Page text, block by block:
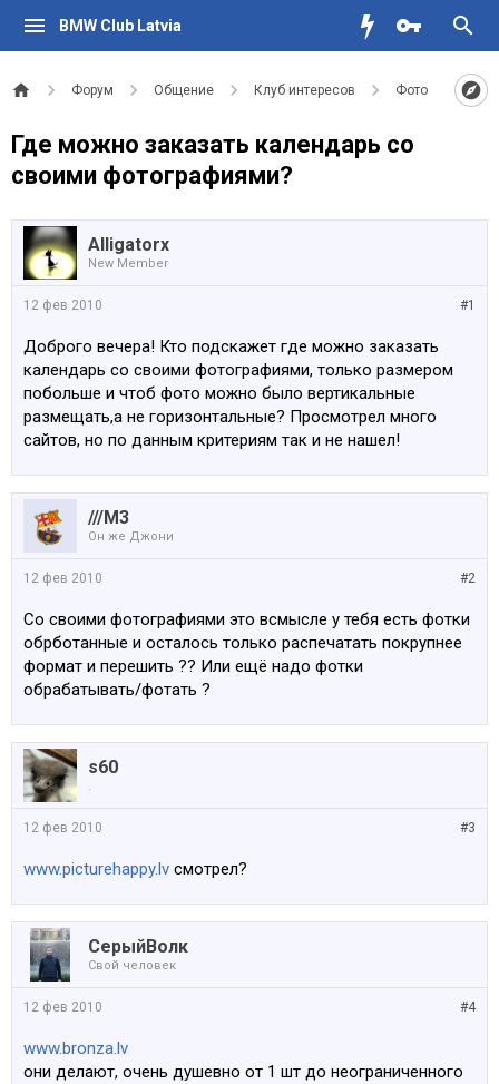
BMW Club Latvia
Форум Общение Клуб интересов Фото
Где можно заказать календарь со
своими фотографиями?
Alligatorx
New Member
#1
12 фев 2010
Доброго вечера! Кто подскажет где можно заказать
календарь со своими фотографиями, только размером
побольше и чтоб фото можно было вертикальные
размещать,а не горизонтальные? Просмотрел много
сайтов, но по данным критериям так и не нашел!
///M3
Он же Джони
#2
12 фев 2010
Со своими фотографиями это всмысле у тебя есть фотки
обрботанные и осталось только распечатать покрупнее
формат и перешить ?? Или ещё надо фотки
обрабатывать/фотать ?
s60
.
#3
12 фев 2010
www.picturehappy.lv смотрел?
СерыйВолк
Свой человек
#4
12 фев 2010
www.bronza.lv
они делают, очень душевно от 1 шт до неограниченного